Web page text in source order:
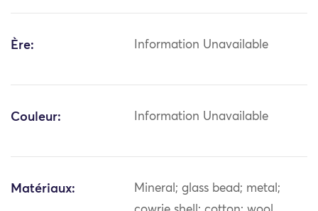
Ère: Information Unavailable
Couleur: Information Unavailable
Matériaux:
Mineral; glass bead; metal;